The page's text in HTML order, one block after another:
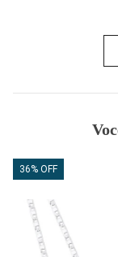
36% OFF